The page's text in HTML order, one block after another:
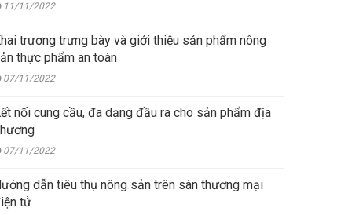
11/11/2022
trương trưng bày và giới thiệu sản phẩm nông
thực phẩm an toàn
07/11/2022
cung cầu, đa dạng đầu ra cho sản phẩm địa
07/11/2022
dẫn tiêu thụ nông sản trên sàn thương mại
tử